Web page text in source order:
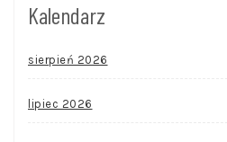
Kalendarz
sierpień 2026
lipiec 2026